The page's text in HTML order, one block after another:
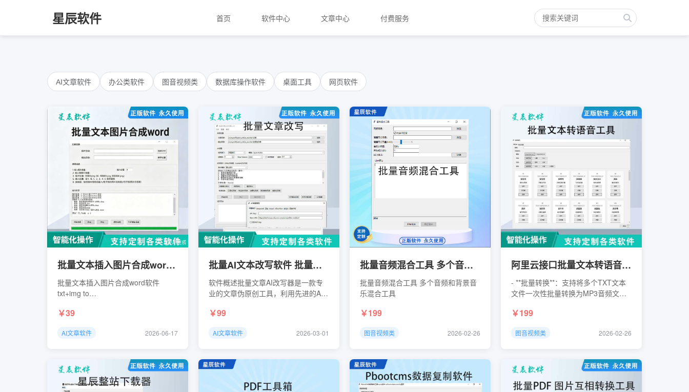
星辰软件 首页 软件中心 文章中心 付费服务
AI文章软件 办公类软件 图音视频类 数据库操作软件 桌面工具 网页软件
批量文本插入图片合成word软件 txt+img to word
批量文本插入图片合成word软件
txt+img to
39
AI文章软件 2026-06-17
批量AI文本改写软件 批量文章改写器
软件概述批量文章AI改写器是一款专
业的文章伪原创工具，利用先进的AI
容，提高内容创作效率。软件支持多
板，适用于内容创作者、SE
99
AI文章软件 2026-03-01
批量音频混合工具 多个音频和背景音乐混合工具
批量音频混合工具 多个音频和背景音
乐混合工具
199
图音视频类 2026-02-26
阿里云接口批量文本转语音工具 批量音频生成工具
- **批量转换**：支持将多个TXT文本
文件一次性批量转换为MP3音频文件-
持实时音色试听功能- **音频管理**：
本地音频文
199
图音视频类 2026-02-26